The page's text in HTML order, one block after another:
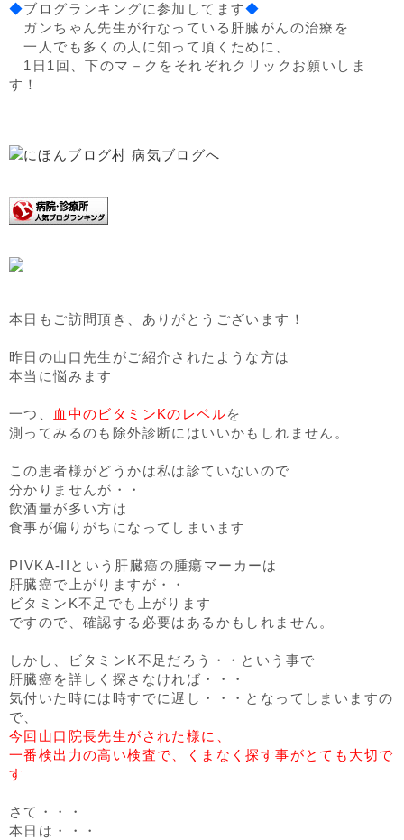
◆ブログランキングに参加してます◆
ガンちゃん先生が行なっている肝臓がんの治療を
一人でも多くの人に知って頂くために、
1日1回、下のマ－クをそれぞれクリックお願いしま
す！
本日もご訪問頂き、ありがとうございます！
昨日の山口先生がご紹介されたような方は
本当に悩みます
一つ、 血中のビタミンKのレベルを
測ってみるのも除外診断にはいいかもしれません。
この患者様がどうかは私は診ていないので
分かりませんが・・
飲酒量が多い方は
食事が偏りがちになってしまいます
PIVKA-IIという肝臓癌の腫瘍マーカーは
肝臓癌で上がりますが・・
ビタミンK不足でも上がります
ですので、確認する必要はあるかもしれません。
しかし、ビタミンK不足だろう・・という事で
肝臓癌を詳しく探さなければ・・・
気付いた時には時すでに遅し・・・となってしまいますの
で、
今回山口院長先生がされた様に、
一番検出力の高い検査で、くまなく探す事がとても大切で
す
さて・・・
本日は・・・